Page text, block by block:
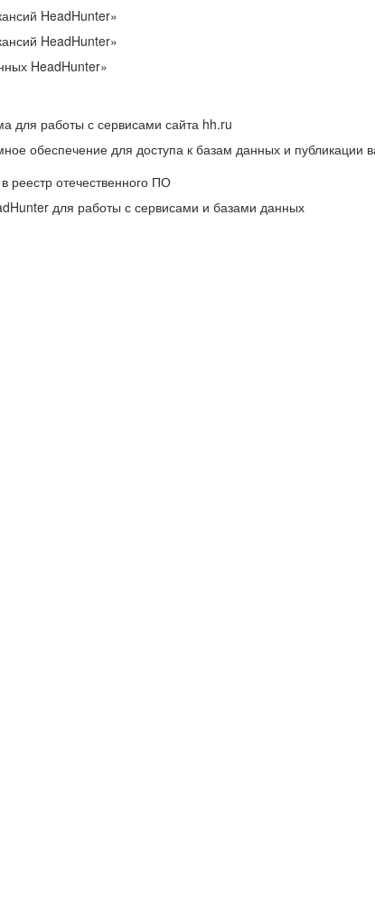
HeadHunter»
HeadHunter»
HeadHunter»
работы с сервисами сайта hh.ru
обеспечение для доступа к базам данных и публикации
отечественного ПО
для работы с сервисами и базами данных